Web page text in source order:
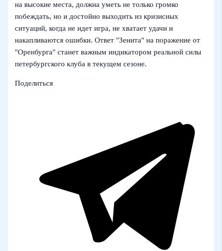
на высокие места, должна уметь не только громко
побеждать, но и достойно выходить из кризисных
ситуаций, когда не идет игра, не хватает удачи и
накапливаются ошибки. Ответ "Зенита" на поражение от
"Оренбурга" станет важным индикатором реальной силы
петербургского клуба в текущем сезоне.
Поделиться